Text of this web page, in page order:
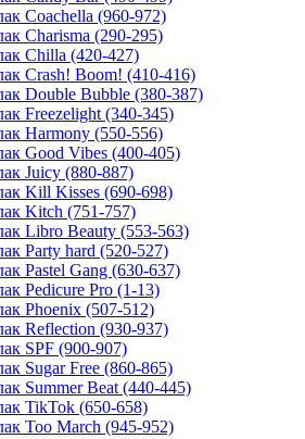
Coachella (960-972)
Charisma (290-295)
Chilla (420-427)
Crash! Boom! (410-416)
Double Bubble (380-387)
Freezelight (340-345)
Harmony (550-556)
Good Vibes (400-405)
Juicy (880-887)
Kill Kisses (690-698)
Kitch (751-757)
Libro Beauty (553-563)
Party hard (520-527)
Pastel Gang (630-637)
Pedicure Pro (1-13)
Phoenix (507-512)
Reflection (930-937)
SPF (900-907)
Sugar Free (860-865)
Summer Beat (440-445)
TikTok (650-658)
Too March (945-952)